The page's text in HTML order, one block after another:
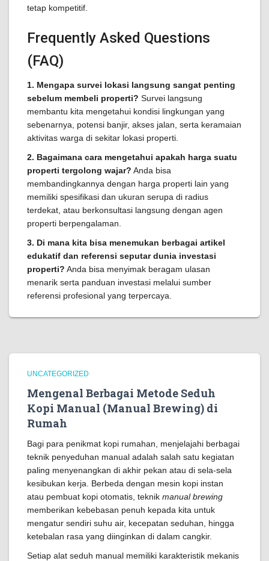
tetap kompetitif.
Frequently Asked Questions
(FAQ)
1. Mengapa survei lokasi langsung sangat penting
sebelum membeli properti? Survei langsung
membantu kita mengetahui kondisi lingkungan yang
sebenarnya, potensi banjir, akses jalan, serta keramaian
aktivitas warga di sekitar lokasi properti.
2. Bagaimana cara mengetahui apakah harga suatu
properti tergolong wajar? Anda bisa
membandingkannya dengan harga properti lain yang
memiliki spesifikasi dan ukuran serupa di radius
terdekat, atau berkonsultasi langsung dengan agen
properti berpengalaman.
3. Di mana kita bisa menemukan berbagai artikel
edukatif dan referensi seputar dunia investasi
properti? Anda bisa menyimak beragam ulasan
menarik serta panduan investasi melalui sumber
referensi profesional yang terpercaya.
UNCATEGORIZED
Mengenal Berbagai Metode Seduh
Kopi Manual (Manual Brewing) di
Rumah
Bagi para penikmat kopi rumahan, menjelajahi berbagai
teknik penyeduhan manual adalah salah satu kegiatan
paling menyenangkan di akhir pekan atau di sela-sela
kesibukan kerja. Berbeda dengan mesin kopi instan
atau pembuat kopi otomatis, teknik manual brewing
memberikan kebebasan penuh kepada kita untuk
mengatur sendiri suhu air, kecepatan seduhan, hingga
ketebalan rasa yang diinginkan di dalam cangkir.
Setiap alat seduh manual memiliki karakteristik mekanis